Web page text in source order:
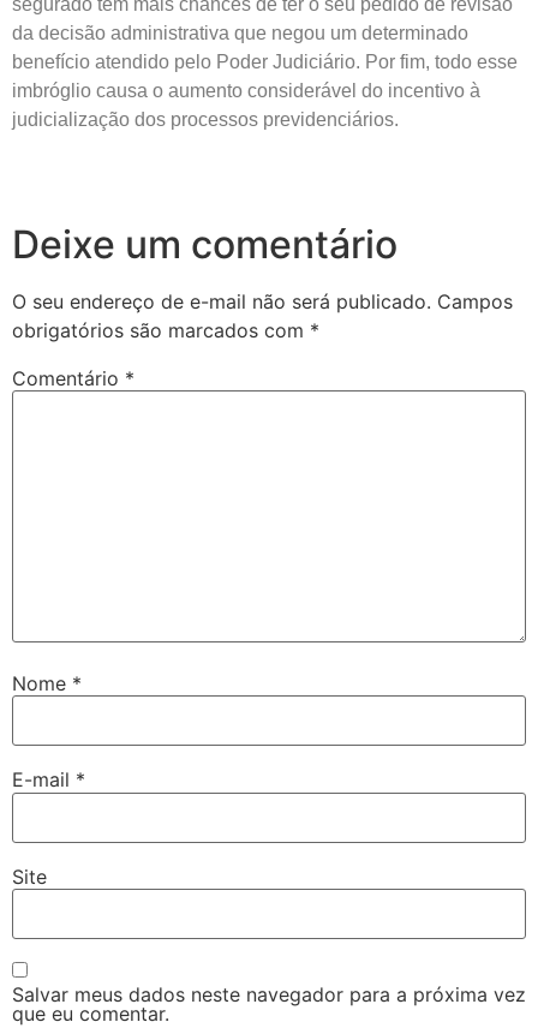
segurado tem mais chances de ter o seu pedido de revisão
da decisão administrativa que negou um determinado
benefício atendido pelo Poder Judiciário. Por fim, todo esse
imbróglio causa o aumento considerável do incentivo à
judicialização dos processos previdenciários.
Deixe um comentário
O seu endereço de e-mail não será publicado. Campos
obrigatórios são marcados com *
Comentário *
Nome *
E-mail *
Site
Salvar meus dados neste navegador para a próxima vez
que eu comentar.